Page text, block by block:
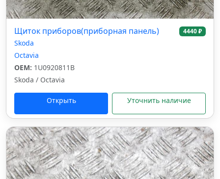
Щиток приборов(приборная панель) 4440 ₽
Skoda
Octavia
OEM: 1U0920811B
Skoda / Octavia
Открыть Уточнить наличие